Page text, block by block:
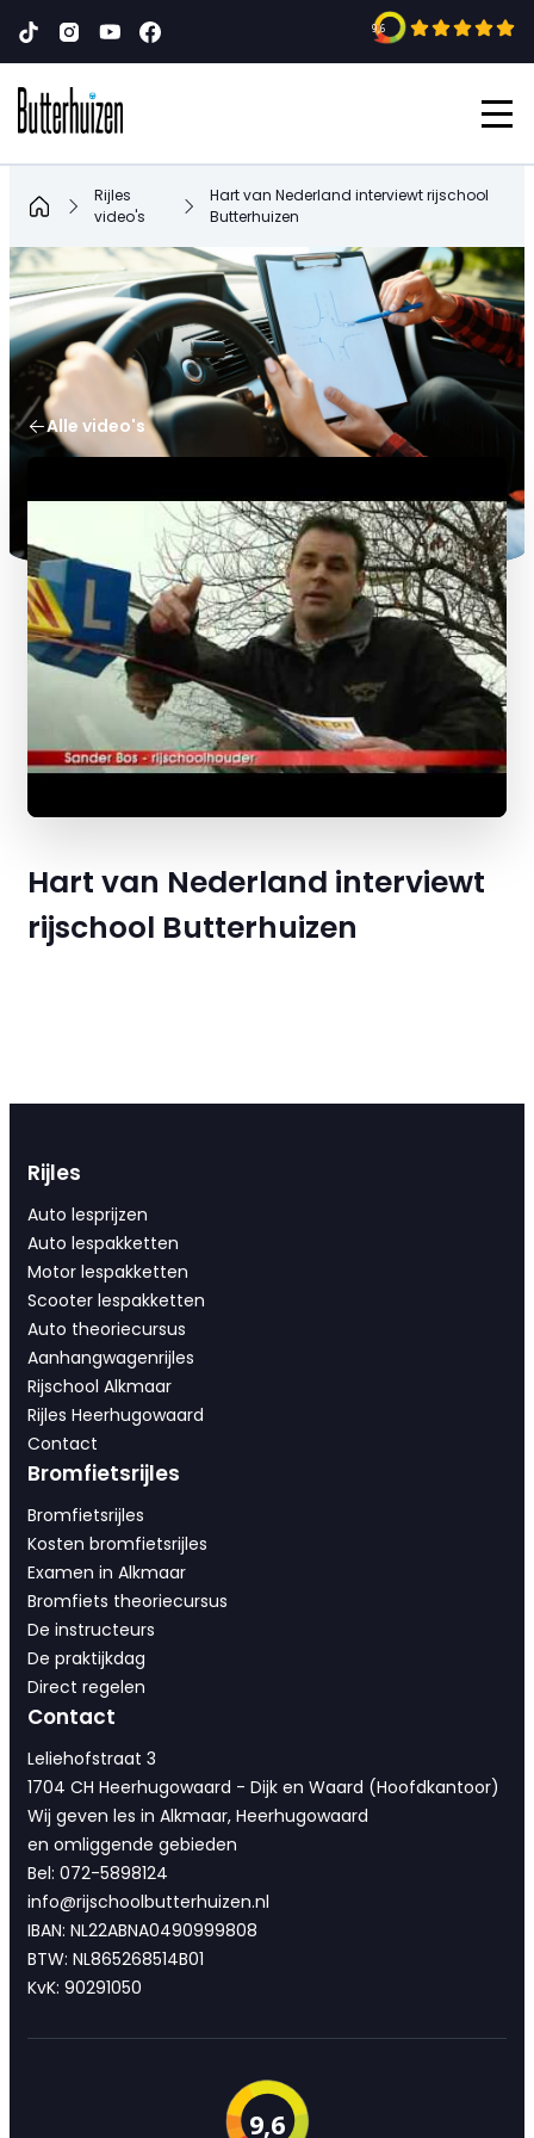
9,6
Home
Rijles
video's
Hart van Nederland interviewt rijschool
Butterhuizen
Alle video's
Hart van Nederland interviewt
rijschool Butterhuizen
Rijles
Auto lesprijzen
Auto lespakketten
Motor lespakketten
Scooter lespakketten
Auto theoriecursus
Aanhangwagenrijles
Rijschool Alkmaar
Rijles Heerhugowaard
Contact
Bromfietsrijles
Bromfietsrijles
Kosten bromfietsrijles
Examen in Alkmaar
Bromfiets theoriecursus
De instructeurs
De praktijkdag
Direct regelen
Contact
Leliehofstraat 3
1704 CH Heerhugowaard - Dijk en Waard (Hoofdkantoor)
Wij geven les in Alkmaar, Heerhugowaard
en omliggende gebieden
Bel: 072-5898124
info@rijschoolbutterhuizen.nl
IBAN: NL22ABNA0490999808
BTW: NL865268514B01
KvK: 90291050
9,6